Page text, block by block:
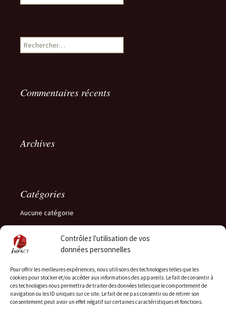
Contrôlez l'utilisation de vos
données personnelles
Pour offrir les meilleures expériences, nous utilisons des technologies telles que les
cookies pour stocker et/ou accéder aux informations des appareils. Le fait de consentir à
ces technologies nous permettra de traiter des données telles que le comportement de
navigation ou les ID uniques sur ce site. Le fait de ne pas consentir ou de retirer son
consentement peut avoir un effet négatif sur certaines caractéristiques et fonctions.
Rechercher :
Commentaires récents
Archives
Catégories
Aucune catégorie
Connexion
Flux des publications